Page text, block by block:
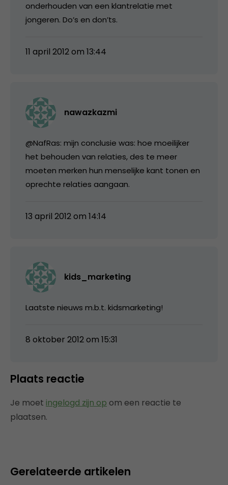
onderhouden van een klantrelatie met
jongeren. Do’s en don’ts.
11 april 2012 om 13:44
nawazkazmi
@NafRas: mijn conclusie was: hoe moeilijker
het behouden van relaties, des te meer
moeten merken hun menselijke kant tonen en
oprechte relaties aangaan.
13 april 2012 om 14:14
kids_marketing
Laatste nieuws m.b.t. kidsmarketing!
8 oktober 2012 om 15:31
Plaats reactie
Je moet ingelogd zijn op om een reactie te
plaatsen.
Gerelateerde artikelen